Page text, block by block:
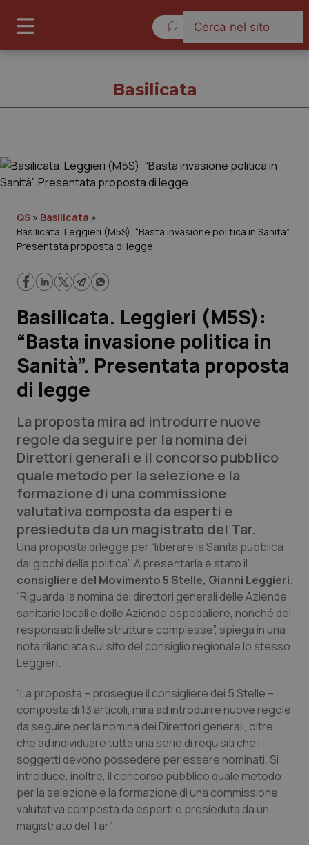
Governo e Parlamento
Regioni e Asl
Lavoro e Professioni
Scienza e Farmaci
Studi e Analisi
Lettere al direttore
Edizioni Regionali
QS Pro
Professionisti Sanitari.AI
Abruzzo
Basilicata
Calabria
Campania
Emilia-Romagna
Friuli Venezia Giulia
Lazio
Liguria
QS Pro Gold
Artrite & artrosi
Asma & BPCO
Car-T
Colesterolo & coronaropatie
Dermatite Atopica
Diabete & glucometri
Disturbi dell’umore
QS Club Newsletter
Basilicata
QS » Basilicata »
Basilicata. Leggieri (M5S): “Basta invasione politica in Sanità”.
Presentata proposta di legge
Basilicata. Leggieri (M5S):
“Basta invasione politica in
Sanità”. Presentata proposta
di legge
La proposta mira ad introdurre nuove
regole da seguire per la nomina dei
Direttori generali e il concorso pubblico
quale metodo per la selezione e la
formazione di una commissione
valutativa composta da esperti e
presieduta da un magistrato del Tar.
Una proposta di legge per “liberare la Sanità pubblica
dai giochi della politica”. A presentarla è stato il
consigliere del Movimento 5 Stelle, Gianni Leggieri.
“Riguarda la nomina dei direttori generali delle Aziende
sanitarie locali e delle Aziende ospedaliere, nonché dei
responsabili delle strutture complesse”, spiega in una
nota rilanciata sul sito del consiglio regionale lo stesso
Leggieri.
“La proposta – prosegue il consigliere dei 5 Stelle –
composta di 13 articoli, mira ad introdurre nuove regole
da seguire per la nomina dei Direttori generali, oltre
che ad individuare tutta una serie di requisiti che i
soggetti devono possedere per essere nominati. Si
introduce, inoltre, il concorso pubblico quale metodo
per la selezione e la formazione di una commissione
valutativa composta da esperti e presieduta da un
magistrato del Tar”.